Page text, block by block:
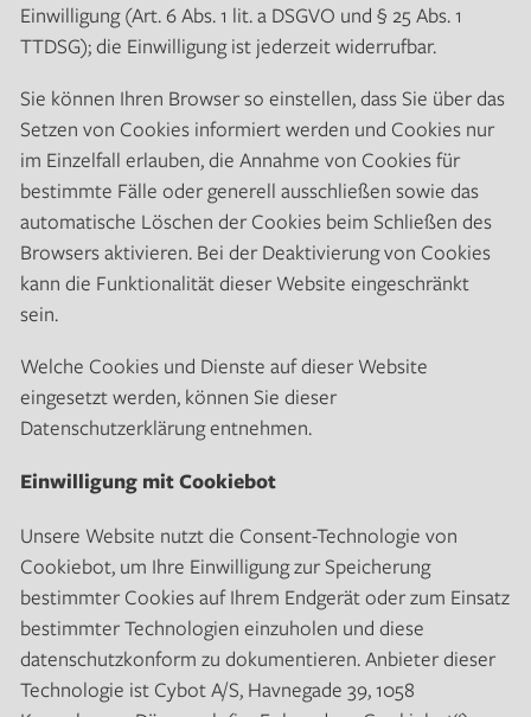
Einwilligung (Art. 6 Abs. 1 lit. a DSGVO und § 25 Abs. 1
TTDSG); die Einwilligung ist jederzeit widerrufbar.
Sie können Ihren Browser so einstellen, dass Sie über das
Setzen von Cookies informiert werden und Cookies nur
im Einzelfall erlauben, die Annahme von Cookies für
bestimmte Fälle oder generell ausschließen sowie das
automatische Löschen der Cookies beim Schließen des
Browsers aktivieren. Bei der Deaktivierung von Cookies
kann die Funktionalität dieser Website eingeschränkt
sein.
Welche Cookies und Dienste auf dieser Website
eingesetzt werden, können Sie dieser
Datenschutzerklärung entnehmen.
Einwilligung mit Cookiebot
Unsere Website nutzt die Consent-Technologie von
Cookiebot, um Ihre Einwilligung zur Speicherung
bestimmter Cookies auf Ihrem Endgerät oder zum Einsatz
bestimmter Technologien einzuholen und diese
datenschutzkonform zu dokumentieren. Anbieter dieser
Technologie ist Cybot A/S, Havnegade 39, 1058